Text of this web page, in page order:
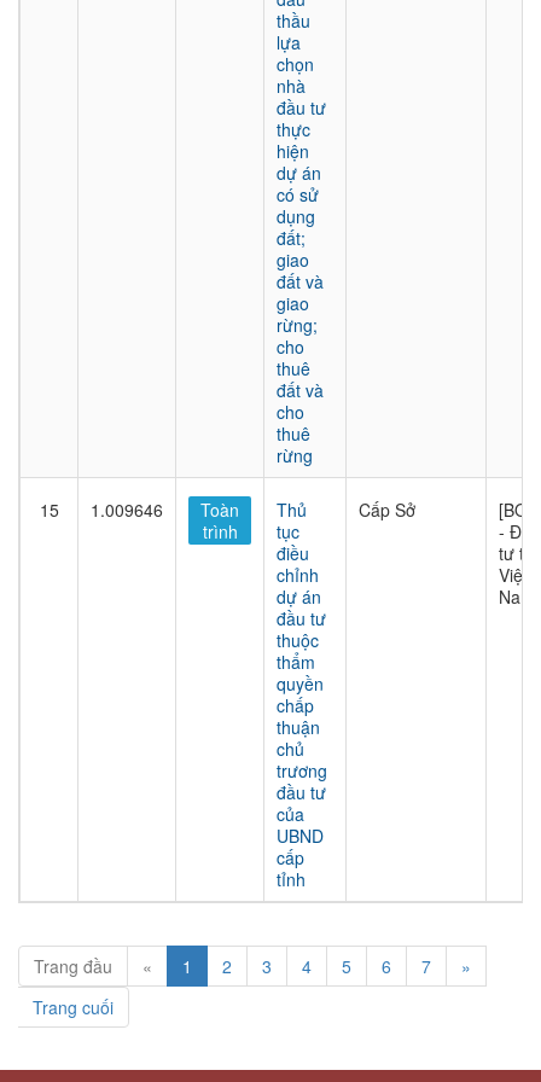
thầu
lựa
chọn
nhà
đầu tư
thực
hiện
dự án
có sử
dụng
đất;
giao
đất và
giao
rừng;
cho
thuê
đất và
cho
thuê
rừng
15 1.009646
Toàn
trình
Thủ
tục
điều
chỉnh
dự án
đầu tư
thuộc
thẩm
quyền
chấp
thuận
chủ
trương
đầu tư
của
UBND
cấp
tỉnh
Cấp Sở
[BQL]
- Đầu
tư tại
Việt
Nam
Trang đầu « 1 2 3 4 5 6 7
»
Trang cuối